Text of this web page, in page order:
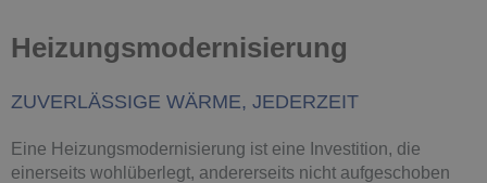
Heizungsmodernisierung
ZUVERLÄSSIGE WÄRME, JEDERZEIT
Eine Heizungsmodernisierung ist eine Investition, die
einerseits wohlüberlegt, andererseits nicht aufgeschoben